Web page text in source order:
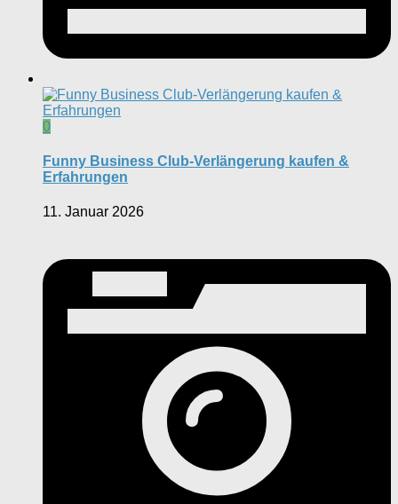
0
Funny Business Club-Verlängerung kaufen &
Erfahrungen
11. Januar 2026